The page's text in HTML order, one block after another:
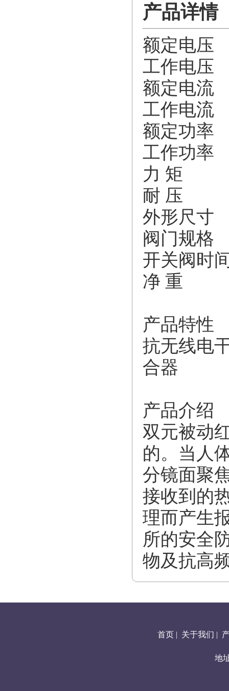
产品详情
额定电
工作电
额定电
工作电
额定
工作功
力 矩
耐 压
外形尺
阀门规
开关阀
净
产品特性
抗无线电
合器
产品介绍
双元被动
的。当人
分镜面聚
接收到的
理而产生
所的安全
物及抗高
首页| 关于我们 |
地